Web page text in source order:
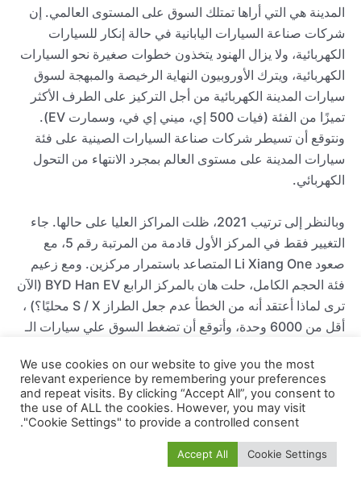
المدينة هي التي أراها تمتلك السوق على المستوى العالمي. إن
شركات صناعة السيارات اليابانية في حالة إنكار للسيارات
الكهربائية، ولا يزال الهنود يتخذون خطوات صغيرة نحو السيارات
الكهربائية، ويترك الأوروبيون النهاية الرخيصة والمبهجة لسوق
سيارات المدينة الكهربائية من أجل التركيز على الطرف الأكثر
تميزًا من الفئة (فيات 500 إي، ميني إي في، وسمارت EV).
ونتوقع أن تسيطر شركات صناعة السيارات الصينية على فئة
سيارات المدينة على مستوى العالم بمجرد الانتهاء من التحول
الكهربائي.
وبالنظر إلى ترتيب 2021، ظلت المراكز العليا على حالها. جاء
التغيير فقط في المركز الأول قادمة من المرتبة رقم 5، مع
صعود Li Xiang One المتصاعد باستمرار مركزين. ومع زعيم
فئة الحجم الكامل، حلت هان بالمركز الرابع BYD Han EV (الآن
ترى لماذا أعتقد أنه من الخطأ عدم جعل الطراز S / X محليًا؟) ،
أقل من 6000 وحدة، وأتوقع أن تضغط السوق علي سيارات الـ
على لقب الفئة.
وارتفعت شركة أخرى أيضًا في مركزين هي Changan Benni
EV، وهي الآن في المرتبة السادسة، بعد أن تجاوزت Ora Black
Cat في يوليو. وفي النصف الثاني من الجدول، كانت الأمور أكثر
We use cookies on our website to give you the most
relevant experience by remembering your preferences
and repeat visits. By clicking “Accept All”, you consent to
the use of ALL the cookies. However, you may visit
"Cookie Settings" to provide a controlled consent.
Cookie Settings
Accept All